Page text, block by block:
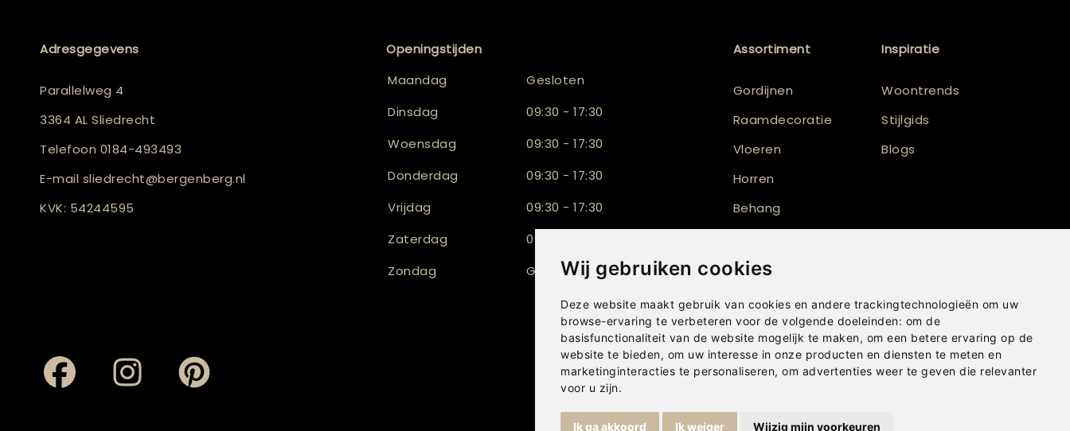
Wij gebruiken cookies
Deze website maakt gebruik van cookies en andere trackingtechnologieën om uw
browse-ervaring te verbeteren voor de volgende doeleinden: om de
basisfunctionaliteit van de website mogelijk te maken, om een betere ervaring op de
website te bieden, om uw interesse in onze producten en diensten te meten en
marketinginteracties te personaliseren, om advertenties weer te geven die relevanter
voor u zijn.
Ik ga akkoord Ik weiger Wijzig mijn voorkeuren
Adresgegevens
Parallelweg 4
3364 AL Sliedrecht
Telefoon 0184-493493
E-mail sliedrecht@bergenberg.nl
KVK: 54244595
Openingstijden
Maandag
Gesloten
Dinsdag
09:30 - 17:30
Woensdag
09:30 - 17:30
Donderdag
09:30 - 17:30
Vrijdag
09:30 - 17:30
Zaterdag
09:30 - 17:00
Zondag
Gesloten
Assortiment
Gordijnen
Raamdecoratie
Vloeren
Horren
Behang
Vloerkleden
Shutters
Buitenzonwering
Inspiratie
Woontrends
Stijlgids
Blogs